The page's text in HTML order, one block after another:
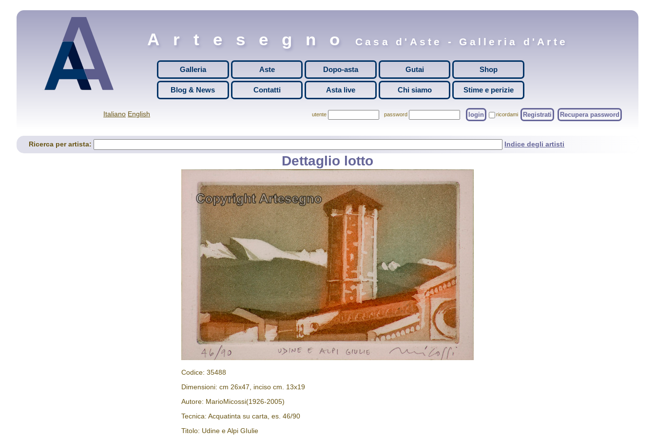
Artesegno Casa d'Aste - Galleria d'Arte
Galleria Aste Dopo-asta Gutai Shop
Blog & News Contatti Asta live Chi siamo Stime e perizie
Italiano English utente password login ricordami Registrati Recupera password
Ricerca per artista: Indice degli artisti
Dettaglio lotto
Codice: 35488
Dimensioni: cm 26x47, inciso cm. 13x19
Autore: MarioMicossi(1926-2005)
Tecnica: Acquatinta su carta, es. 46/90
Titolo: Udine e Alpi GIulie